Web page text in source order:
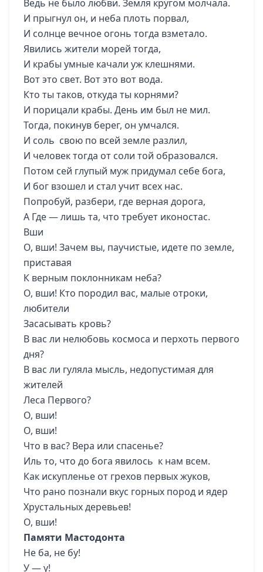
Ведь не было любви. Земля кругом молчала.
И прыгнул он, и неба плоть порвал,
И солнце вечное огонь тогда взметало.
Явились жители морей тогда,
И крабы умные качали уж клешнями.
Вот это свет. Вот это вот вода.
Кто ты таков, откуда ты корнями?
И порицали крабы. День им был не мил.
Тогда, покинув берег, он умчался.
И соль свою по всей земле разлил,
И человек тогда от соли той образовался.
Потом сей глупый муж придумал себе бога,
И бог взошел и стал учит всех нас.
Попробуй, разбери, где верная дорога,
А Где — лишь та, что требует иконостас.
Вши
О, вши! Зачем вы, паучистые, идете по земле,
приставая
К верным поклонникам неба?
О, вши! Кто породил вас, малые отроки,
любители
Засасывать кровь?
В вас ли нелюбовь космоса и перхоть первого
дня?
В вас ли гуляла мысль, недопустимая для
жителей
Леса Первого?
О, вши!
О, вши!
Что в вас? Вера или спасенье?
Иль то, что до бога явилось к нам всем.
Как искупленье от грехов первых жуков,
Что рано познали вкус горных пород и ядер
Хрустальных деревьев!
О, вши!
Памяти Мастодонта
Не ба, не бу!
У — у!